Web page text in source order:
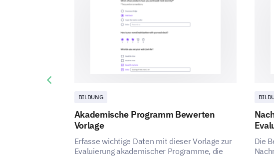
BILDUNG
Akademische Programm Bewerten
Vorlage
Erfasse wichtige Daten mit dieser Vorlage zur
Evaluierung akademischer Programme, die
Die
Previous slide